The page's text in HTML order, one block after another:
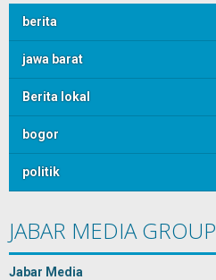
berita
jawa barat
Berita lokal
bogor
politik
JABAR MEDIA GROUP
Jabar Media